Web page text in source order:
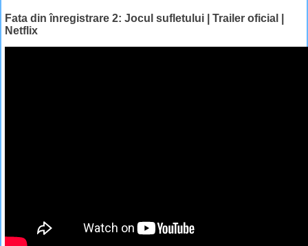
Fata din înregistrare 2: Jocul sufletului | Trailer oficial |
Netflix